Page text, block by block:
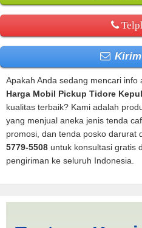
Apakah Anda sedang mencari
Harga Mobil Pickup Tidore
kualitas terbaik? Kami adalah
yang menjual aneka jenis tenda
promosi, dan tenda posko darurat
5779-5508 untuk konsultasi gratis
pengiriman ke seluruh Indonesia.